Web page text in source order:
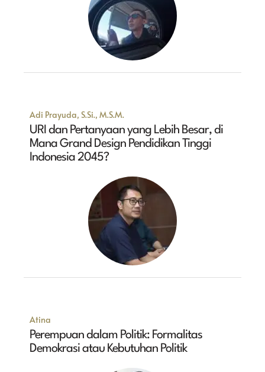
Adi Prayuda, S.Si., M.S.M.
URI dan Pertanyaan yang Lebih Besar, di
Mana Grand Design Pendidikan Tinggi
Indonesia 2045?
Atina
Perempuan dalam Politik: Formalitas
Demokrasi atau Kebutuhan Politik